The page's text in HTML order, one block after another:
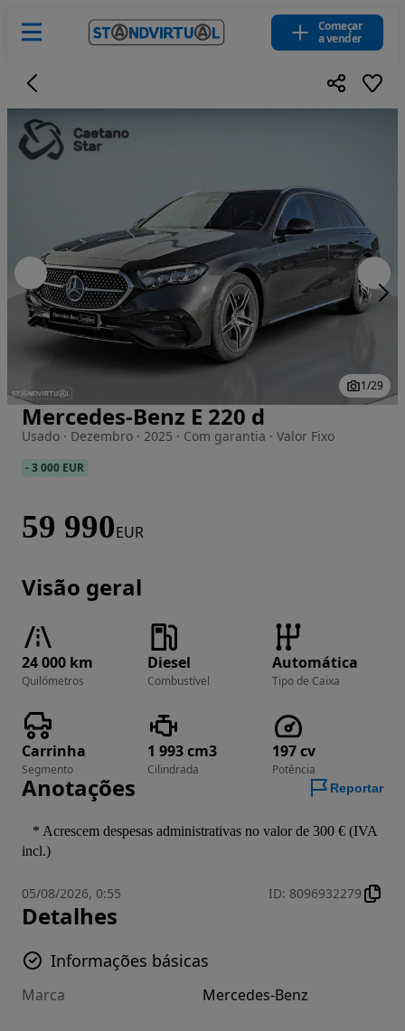
Começar
a vender
Imagem 1 de 29
1/29
Mercedes-Benz E 220 d
Usado · Dezembro · 2025 · Com garantia · Valor Fixo
-3 000 EUR
59 990EUR
Visão geral
24 000 km
Quilómetros
Diesel
Combustível
Automática
Tipo de Caixa
Carrinha
Segmento
1 993 cm3
Cilindrada
197 cv
Potência
Anotações Reportar
incl.)
05/08/2026, 0:55 ID: 8096932279
Detalhes
Informações básicas
Marca Mercedes-Benz